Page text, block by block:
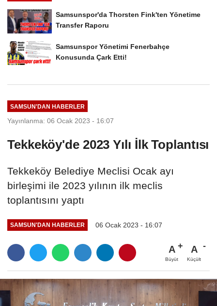
Samsunspor'da Thorsten Fink'ten Yönetime
Transfer Raporu
Samsunspor Yönetimi Fenerbahçe
Konusunda Çark Etti!
SAMSUN'DAN HABERLER
Yayınlanma: 06 Ocak 2023 - 16:07
Tekkeköy'de 2023 Yılı İlk Toplantısı
Tekkeköy Belediye Meclisi Ocak ayı
birleşimi ile 2023 yılının ilk meclis
toplantısını yaptı
SAMSUN'DAN HABERLER 06 Ocak 2023 - 16:07
A
Büyüt
A
Küçült